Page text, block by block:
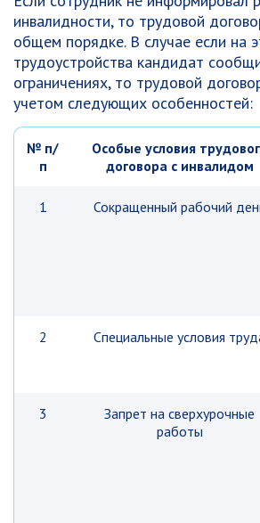
инвалидности, то трудовой
общем порядке. В случае если на
трудоустройства кандидат
ограничениях, то трудовой
учетом следующих особенностей:
№ п/
п
Особые условия
договора с инвалидом
1 Сокращенный рабочий
2 Специальные условия
3
Запрет на сверхурочные
работы